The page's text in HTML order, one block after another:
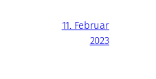
11. Februar
2023